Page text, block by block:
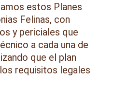
estos Planes
Felinas, con
y periciales que
a cada una de
que el plan
requisitos legales